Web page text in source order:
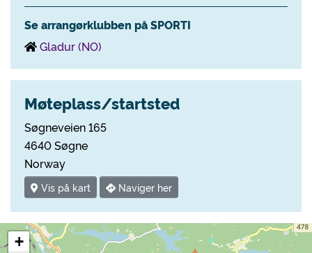
Se arrangørklubben på SPORTI
Gladur (NO)
Møteplass/startsted
Søgneveien 165
4640 Søgne
Norway
Vis på kart Naviger her
+